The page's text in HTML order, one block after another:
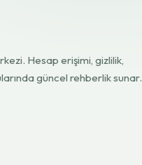
Hesap erişimi, gizlilik,
güncel rehberlik sunar.